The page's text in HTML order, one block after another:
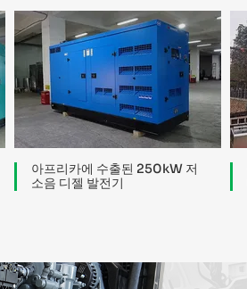
아프리카에 수출된 250kW 저
소음 디젤 발전기